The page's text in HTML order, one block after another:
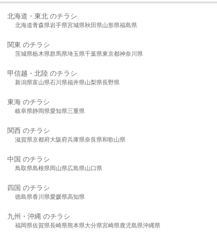
北海道・東北 のチラシ
北海道青森県岩手県宮城県秋田県山形県福島県
関東 のチラシ
茨城県栃木県群馬県埼玉県千葉県東京都神奈川県
甲信越・北陸 のチラシ
新潟県富山県石川県福井県山梨県長野県
東海 のチラシ
岐阜県静岡県愛知県三重県
関西 のチラシ
滋賀県京都府大阪府兵庫県奈良県和歌山県
中国 のチラシ
鳥取県島根県岡山県広島県山口県
四国 のチラシ
徳島県香川県愛媛県高知県
九州・沖縄 のチラシ
福岡県佐賀県長崎県熊本県大分県宮崎県鹿児島県沖縄県